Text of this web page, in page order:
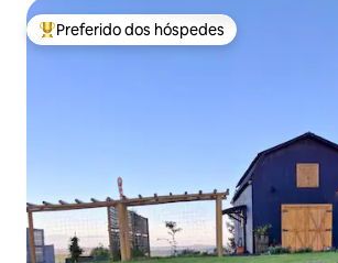
Entre os melhores preferidos dos hóspedes
Preferido dos hóspedes